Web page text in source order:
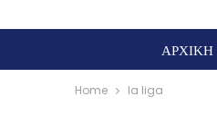
ΑΡΧΙΚΗ
Home la liga